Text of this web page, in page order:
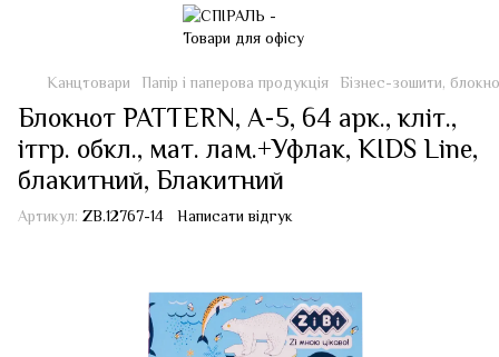
Канцтовари Папір і паперова продукція Бізнес-зошити,
Блокнот PATTERN, А-5, 64 арк., кліт.,
ітгр. обкл., мат. лам.+Уфлак, KIDS Line,
блакитний, Блакитний
Артикул: ZB.12767-14 Написати відгук